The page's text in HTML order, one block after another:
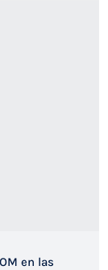
en las